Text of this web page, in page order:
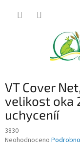
VT Cover
velikost oka
uchyceníí
3830
Průměrné
Neohodnoceno